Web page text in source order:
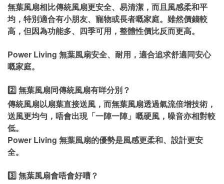
無葉風扇相比傳統風扇更安全、易清潔，而且風感柔和平
均，特別適合有小朋友、寵物或長者嘅家庭。雖然價錢較
高，但因為功能多、四季可用，整體性價比反而更高。
Power Living 無葉風扇安全、耐用，適合追求舒適同安心
嘅家庭。
2️⃣ 無葉風扇同傳統風扇有咩分別？
傳統風扇以扇葉直接送風，而無葉風扇透過氣流倍增技術，
送風更均勻，唔會出現「一陣一陣」嘅硬風，噪音亦相對較
低。
Power Living 無葉風扇的優勢是風感更柔和、設計更安
全。
3️⃣ 無葉風扇會唔會好嘈？